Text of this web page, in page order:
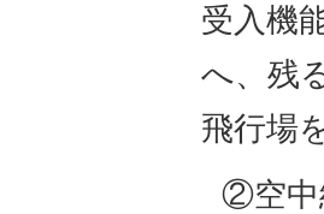
受入機
へ、残
飛行場
②空中